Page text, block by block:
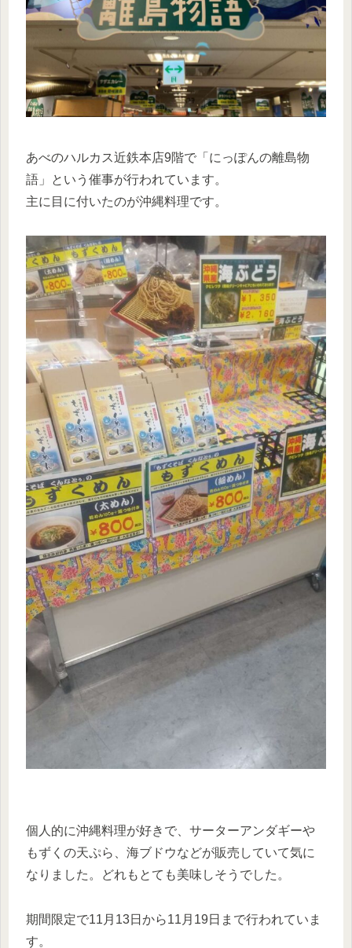
あべのハルカス近鉄本店9階で「にっぽんの離島物
語」という催事が行われています。
主に目に付いたのが沖縄料理です。
個人的に沖縄料理が好きで、サーターアンダギーや
もずくの天ぷら、海ブドウなどが販売していて気に
なりました。どれもとても美味しそうでした。
期間限定で11月13日から11月19日まで行われていま
す。